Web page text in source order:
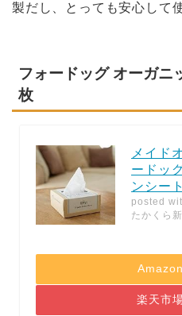
製だし、とっても安心して
フォードッグ オーガニ
枚
メイド
ードッ
ンシー
posted
たかくら
楽天市